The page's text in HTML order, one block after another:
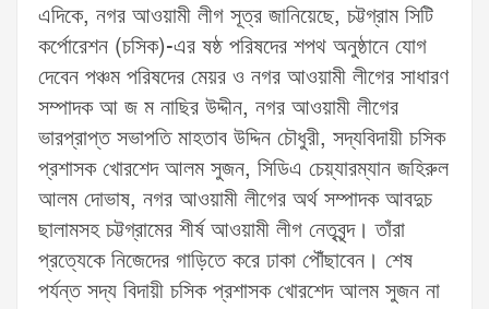
এদিকে, নগর আওয়ামী লীগ সূত্র জানিয়েছে, চট্টগ্রাম সিটি
কর্পোরেশন (চসিক)-এর ষষ্ঠ পরিষদের শপথ অনুষ্ঠানে যোগ
দেবেন পঞ্চম পরিষদের মেয়র ও নগর আওয়ামী লীগের সাধারণ
সম্পাদক আ জ ম নাছির উদ্দীন, নগর আওয়ামী লীগের
ভারপ্রাপ্ত সভাপতি মাহতাব উদ্দিন চৌধুরী, সদ্যবিদায়ী চসিক
প্রশাসক খোরশেদ আলম সুজন, সিডিএ চেয়্যারম্যান জহিরুল
আলম দোভাষ, নগর আওয়ামী লীগের অর্থ সম্পাদক আবদুচ
ছালামসহ চট্টগ্রামের শীর্ষ আওয়ামী লীগ নেতৃবৃন্দ। তাঁরা
প্রত্যেকে নিজেদের গাড়িতে করে ঢাকা পৌঁছাবেন। শেষ
পর্যন্ত সদ্য বিদায়ী চসিক প্রশাসক খোরশেদ আলম সুজন না